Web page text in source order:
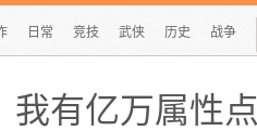
日常 竞技 武侠 历史 战争
我有亿万属性点